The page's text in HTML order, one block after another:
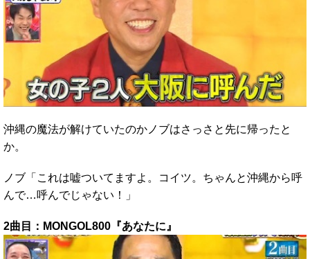
沖縄の魔法が解けていたのかノブはさっさと先に帰ったと
か。
ノブ「これは嘘ついてますよ。コイツ。ちゃんと沖縄から呼
んで…呼んでじゃない！」
2曲目：MONGOL800『あなたに』